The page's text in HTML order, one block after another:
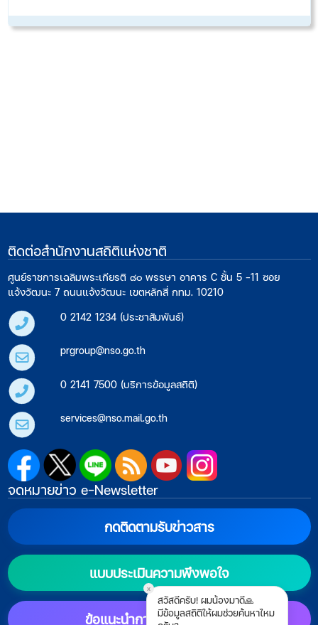
x
สวัสดีครับ! ผมน้องมาดี🙏
มีข้อมูลสถิติให้ผมช่วยค้นหาไหม
ติดต่อสำนักงานสถิติแห่งชาติ
ศูนย์ราชการเฉลิมพระเกียรติ ๘๐ พรรษา อาคาร C ชั้น 5 -11 ซอย
แจ้งวัฒนะ 7 ถนนแจ้งวัฒนะ เขตหลักสี่ กทม. 10210
0 2142 1234 (ประชาสัมพันธ์)
prgroup@nso.go.th
0 2141 7500 (บริการข้อมูลสถิติ)
services@nso.mail.go.th
จดหมายข่าว e-Newsletter
กดติดตามรับข่าวสาร
แบบประเมินความพึงพอใจ
ข้อแนะนำการตั้งค่าแสดงผล